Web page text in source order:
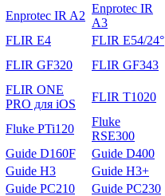
Enprotec IR A2
Enprotec IR
A3
FLIR E4 FLIR E54/24°
FLIR GF320 FLIR GF343
FLIR ONE
PRO для iOS
FLIR T1020
Fluke PTi120
Fluke
RSE300
Guide D160F Guide D400
Guide H3 Guide H3+
Guide PC210 Guide PC230